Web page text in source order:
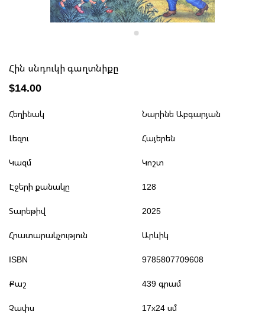
Հին սնդուկի գաղտնիքը
$14.00
Հեղինակ Նարինե Աբգարյան
Լեզու Հայերեն
Կազմ Կոշտ
Էջերի քանակը 128
Տարեթիվ 2025
Հրատարակչություն Արևիկ
ISBN 9785807709608
Քաշ 439 գրամ
Չափս 17x24 սմ